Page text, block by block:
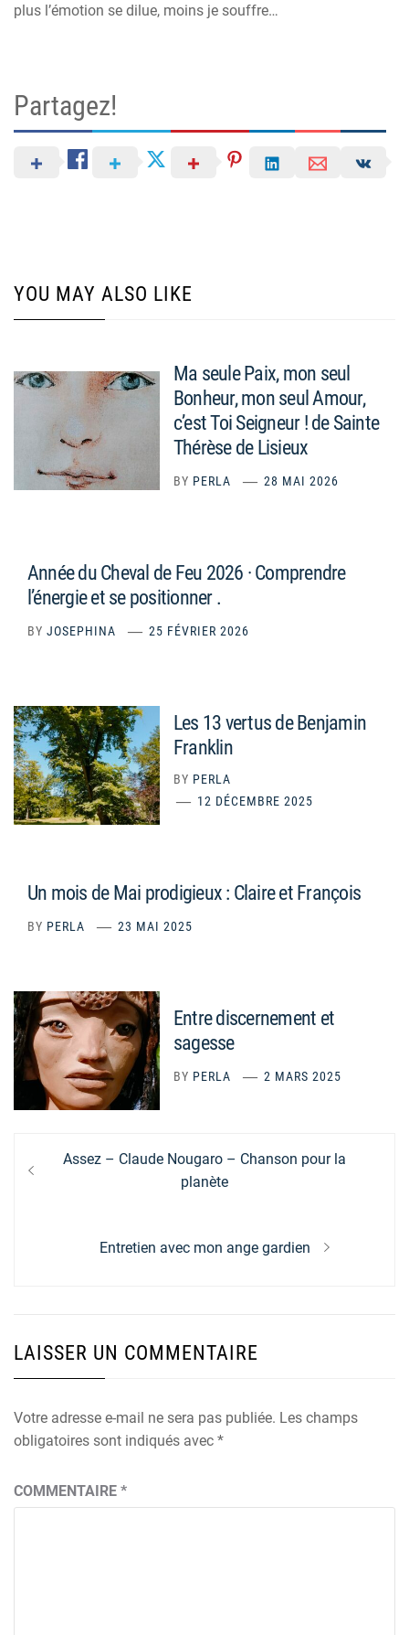
plus l’émotion se dilue, moins je souffre…
Partagez!
YOU MAY ALSO LIKE
Ma seule Paix, mon seul
Bonheur, mon seul Amour,
c’est Toi Seigneur ! de Sainte
Thérèse de Lisieux
BY PERLA 28 MAI 2026
Année du Cheval de Feu 2026 · Comprendre
l’énergie et se positionner .
BY JOSEPHINA 25 FÉVRIER 2026
Les 13 vertus de Benjamin
Franklin
BY PERLA
12 DÉCEMBRE 2025
Un mois de Mai prodigieux : Claire et François
BY PERLA 23 MAI 2025
Entre discernement et
sagesse
BY PERLA 2 MARS 2025
Navigation
de
Previous
Assez – Claude Nougaro – Chanson pour la
planète
Next
Entretien avec mon ange gardien
LAISSER UN COMMENTAIRE
Votre adresse e-mail ne sera pas publiée. Les champs
obligatoires sont indiqués avec *
COMMENTAIRE *